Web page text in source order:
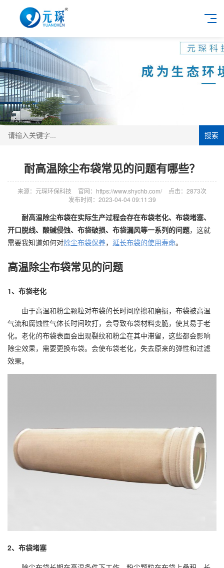
搜索
耐高温除尘布袋常见的问题有哪些？
来源：元琛环保科技 官网：https://www.shychb.com/
点击：2873次
发布时间：2023-04-04 09:11:39
耐高温除尘布袋在实际生产过程会存在布袋老化、布袋堵塞、
开口脱线、酸碱侵蚀、布袋破损、布袋漏风等一系列的问题，这就
需要我知道如何对除尘布袋保养， 延长布袋的使用寿命。
高温除尘布袋常见的问题
1、布袋老化
由于高温和粉尘颗粒对布袋的长时间摩擦和磨损，布袋被高温
气流和腐蚀性气体长时间吹打，会导致布袋材料变脆，使其易于老
化。老化的布袋表面会出现裂纹和粉尘在其中滞留，这些都会影响
除尘效果，需要更换布袋。会使布袋老化，失去原来的弹性和过滤
效果。
2、布袋堵塞